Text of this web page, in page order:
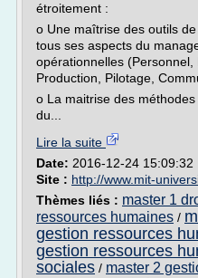
étroitement :
o Une maîtrise des outils
tous ses aspects du
opérationnelles (Personnel,
Production, Pilotage,
o La maitrise des
du...
Lire la suite
Date: 2016-12-24 15:09:32
Site : http://www.mit-
Thèmes liés : master 1
ressources humaines /
gestion ressources
gestion ressources
sociales / master 2